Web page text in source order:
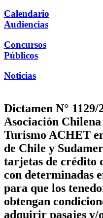
Calendario
Audiencias
Concursos
Públicos
Noticias
Dictamen N°
Asociación
Turismo ACHET
de Chile y
tarjetas de crédito
con determinadas
para que los
obtengan
adquirir pasajes y/